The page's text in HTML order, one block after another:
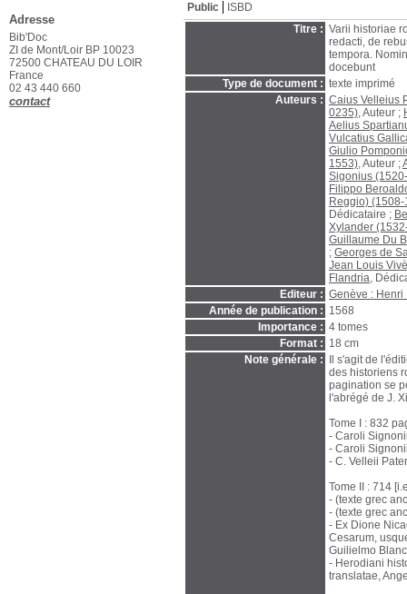
Public
ISBD
Titre : Varii historiae
redacti, de
tempora.
docebunt
Type de document : texte imprimé
Auteurs : Caius Velleius
0235), Auteur ;
Aelius
Vulcatius
Giulio
1553), Auteur ;
Sigonius
Filippo
Reggio)
Dédicataire ;
Xylander
Guillaume Du
; Georges de
Jean Louis
Flandria,
Editeur : Genève :
Année de publication : 1568
Importance : 4 tomes
Format : 18 cm
Note générale :
Il s'agit de
des historiens
pagination se
l'abrégé de J.
Tome I : 832
- Caroli
- Caroli
- C. Velleii
Tome II : 714
- (texte grec
- (texte grec
- Ex Dione
Cesarum,
Guilielmo
- Herodiani
translatae,
Adresse
Bib'Doc
ZI de Mont/Loir BP 10023
72500 CHATEAU DU LOIR
France
02 43 440 660
contact